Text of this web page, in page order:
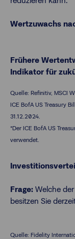
Wertzuwachs
Frühere
Indikator für
Quelle: Refinitiv, MSCI
ICE BofA US Treasury
31.12.2024.
*Der ICE BofA US
verwendet.
Frage: Welche
besitzen Sie
Quelle: Fidelity